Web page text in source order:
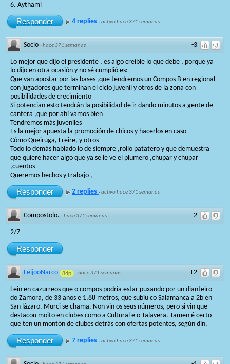
6. Aythami
Responder 4 replies ·activo hace 371 semanas
-3
Socio ·hace 371 semanas
Lo mejor que dijo el presidente , es algo creíble lo que debe , porque ya
lo dijo en otra ocasión y no sé cumplió es:
Que van apostar por las bases ,que tendremos un Compos B en regional
con jugadores que terminan el ciclo juvenil y otros de la zona con
posibilidades de crecimiento
Si potencian esto tendrán la posibilidad de ir dando minutos a gente de
cantera ,que por ahí vamos bien
Tendremos más juveniles
Es la mejor apuesta la promoción de chicos y hacerlos en caso
Cómo Queiruga, Freire, y otros
Todo lo demás hablado lo de siempre ,rollo patatero y que demuestra
que quiere hacer algo que ya se le ve el plumero ,chupar y chupar
,cuentos
Queremos hechos y trabajo ,
Responder 2 replies ·activo hace 371 semanas
-2
Compostolo. ·hace 371 semanas
2/7
Responder
+2
FeijooNarco 84p ·hace 371 semanas
Lein en cazurreos que o compos podría estar puxando por un dianteiro
do Zamora, de 33 anos e 1,88 metros, que subiu co Salamanca a 2b en
San lázaro. Murci se chama. Non vin os seus números, pero si vin que
destacou moito en clubes como a Cultural e o Talavera. Tamen é certo
que ten un montón de clubes detrás con ofertas potentes, según din.
Responder 7 replies ·activo hace 371 semanas